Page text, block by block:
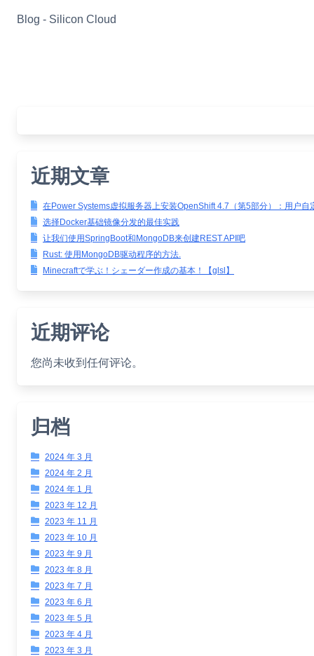
Blog - Silicon Cloud
近期文章
在Power Systems虚拟服务器上安装OpenShift 4.7（第5部分）：用户自
选择Docker基础镜像分发的最佳实践
让我们使用SpringBoot和MongoDB来创建REST API吧
Rust: 使用MongoDB驱动程序的方法.
Minecraftで学ぶ！シェーダー作成の基本！【glsl】
近期评论
您尚未收到任何评论。
归档
2024 年 3 月
2024 年 2 月
2024 年 1 月
2023 年 12 月
2023 年 11 月
2023 年 10 月
2023 年 9 月
2023 年 8 月
2023 年 7 月
2023 年 6 月
2023 年 5 月
2023 年 4 月
2023 年 3 月